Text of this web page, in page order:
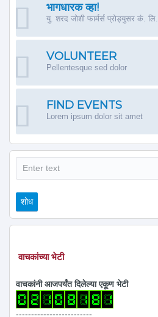
भागधारक व्हा!
यु. शरद जोशी फार्मर्स प्रोड्युसर कं. लि.
VOLUNTEER
Pellentesque sed dolor
FIND EVENTS
Lorem ipsum dolor sit amet
शोध
शोध
वाचकांच्या भेटी
वाचकांनी आजपर्यंत दिलेल्या एकूण भेटी
-------------------------